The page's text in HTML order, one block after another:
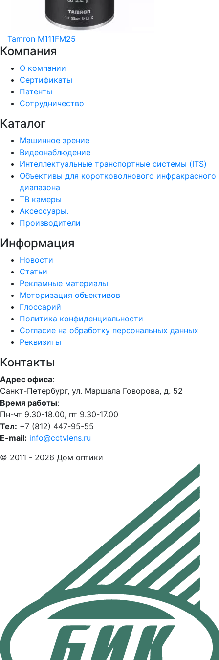
Tamron M111FM25
Компания
О компании
Сертификаты
Патенты
Сотрудничество
Каталог
Машинное зрение
Видеонаблюдение
Интеллектуальные транспортные системы (ITS)
Объективы для коротковолнового инфракрасного
диапазона
ТВ камеры
Аксессуары.
Производители
Информация
Новости
Статьи
Рекламные материалы
Моторизация объективов
Глоссарий
Политика конфиденциальности
Согласие на обработку персональных данных
Реквизиты
Контакты
Адрес офиса:
Санкт-Петербург, ул. Маршала Говорова, д. 52
Время работы:
Пн-чт 9.30-18.00, пт 9.30-17.00
Тел: +7 (812) 447-95-55
E-mail: info@cctvlens.ru
© 2011 - 2026 Дом оптики